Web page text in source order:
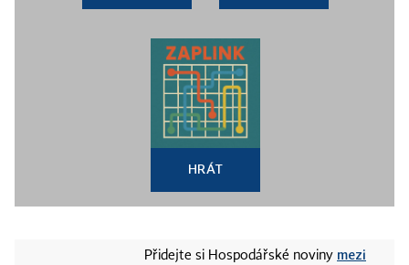
HRÁT
Přidejte si Hospodářské noviny mezi